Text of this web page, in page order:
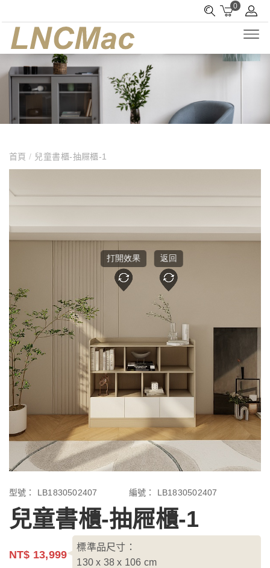
0
首頁/ 兒童書櫃-抽屜櫃-1
型號： LB1830502407 編號： LB1830502407
兒童書櫃-抽屜櫃-1
NT$ 13,999
標準品尺寸：
130 x 38 x 106 cm